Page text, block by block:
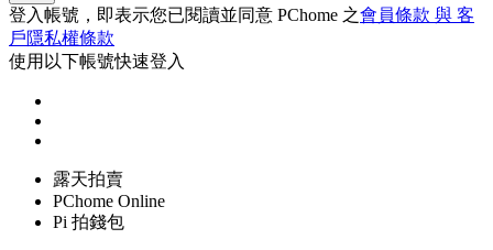
登入帳號，即表示您已閱讀並同意 PChome 之會員條款 與 客
戶隱私權條款
使用以下帳號快速登入
露天拍賣
PChome Online
Pi 拍錢包